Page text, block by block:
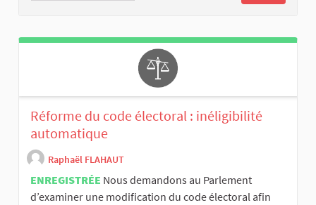
Réforme du code électoral : inéligibilité
automatique
Raphaël FLAHAUT
ENREGISTRÉE Nous demandons au Parlement
d’examiner une modification du code électoral afin